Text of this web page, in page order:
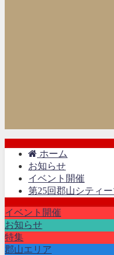
ホーム
お知らせ
イベント開催
第25回郡山シティ
イベント開催
お知らせ
特集
郡山エリア